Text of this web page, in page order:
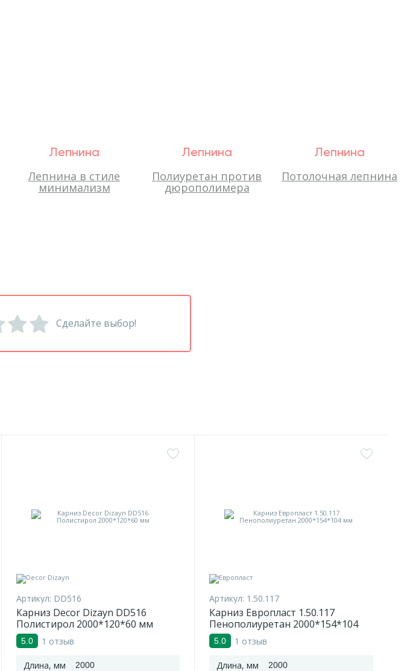
Лепнина
Лепнина в стиле
минимализм
Лепнина
Полиуретан против
дюрополимера
Лепнина
Потолочная лепнина
Сделайте выбор!
Артикул: DD516
Карниз Decor Dizayn DD516
Полистирол 2000*120*60 мм
5.0 1 отзыв
Длина, мм 2000
Артикул: 1.50.117
Карниз Европласт 1.50.117
Пенополиуретан 2000*154*104
мм
5.0 1 отзыв
Длина, мм 2000